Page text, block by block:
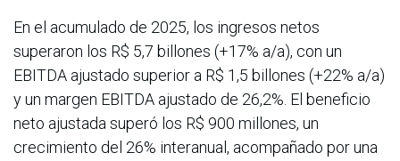
En el acumulado de 2025, los ingresos netos
superaron los R$ 5,7 billones (+17% a/a), con un
EBITDA ajustado superior a R$ 1,5 billones (+22% a/a)
y un margen EBITDA ajustado de 26,2%. El beneficio
neto ajustada superó los R$ 900 millones, un
crecimiento del 26% interanual, acompañado por una